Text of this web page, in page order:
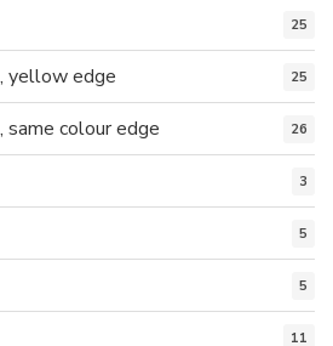
25
yellow edge 25
colour edge 26
3
5
5
11